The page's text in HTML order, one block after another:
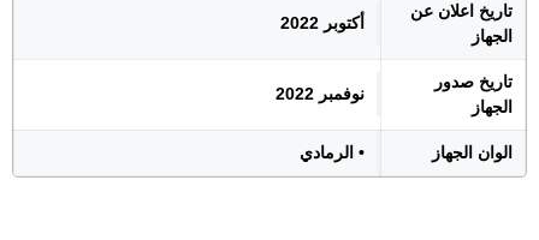
تاريخ اعلان عن
الجهاز
أكتوبر 2022
تاريخ صدور
الجهاز
نوفمبر 2022
الوان الجهاز • الرمادي